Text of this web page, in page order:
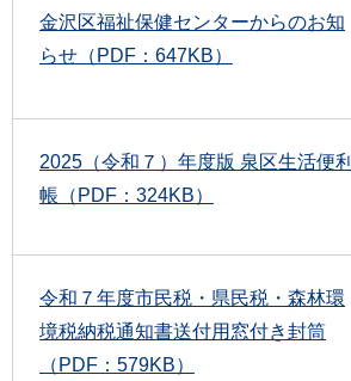
金沢区福祉保健センターからのお知
らせ（PDF：647KB）
2025（令和７）年度版 泉区生活便利
帳（PDF：324KB）
令和７年度市民税・県民税・森林環
境税納税通知書送付用窓付き封筒
（PDF：579KB）